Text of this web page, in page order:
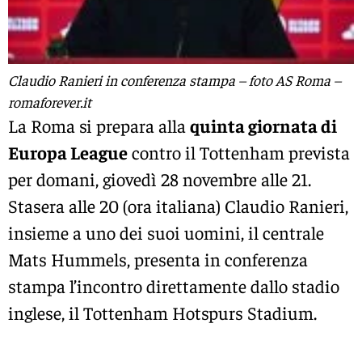
Claudio Ranieri in conferenza stampa – foto AS Roma –
romaforever.it
La Roma si prepara alla quinta giornata di
Europa Leaguecontro il Tottenham prevista
per domani, giovedì 28 novembre alle 21.
Stasera alle 20 (ora italiana) Claudio Ranieri,
insieme a uno dei suoi uomini, il centrale
Mats Hummels, presenta in conferenza
stampa l’incontro direttamente dallo stadio
inglese, il Tottenham Hotspurs Stadium.